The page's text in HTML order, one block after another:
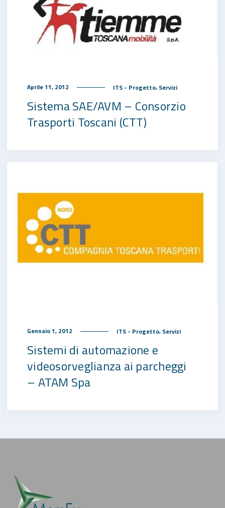
Aprile 11, 2012 ITS - Progetto, Servizi
Sistema SAE/AVM – Consorzio
Trasporti Toscani (CTT)
Gennaio 1, 2012 ITS - Progetto, Servizi
Sistemi di automazione e
videosorveglianza ai parcheggi
– ATAM Spa